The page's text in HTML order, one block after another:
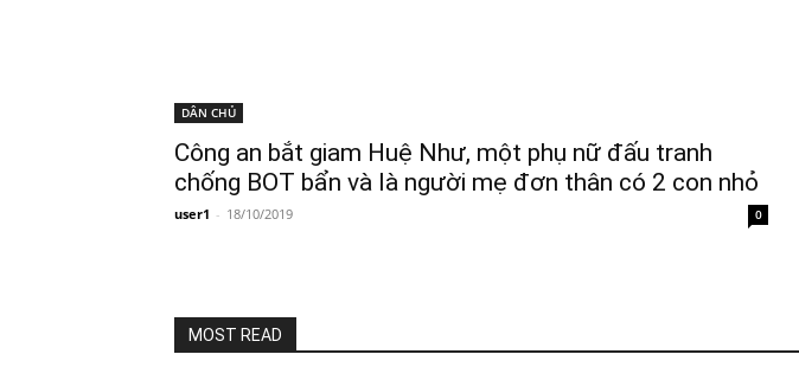
DÂN CHỦ
Công an bắt giam Huệ Như, một phụ nữ đấu tranh
chống BOT bẩn và là người mẹ đơn thân có 2 con nhỏ
user1 - 18/10/2019 0
MOST READ